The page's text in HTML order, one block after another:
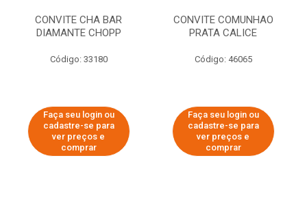
CONVITE CHA BAR
DIAMANTE CHOPP
Código: 33180
Faça seu login ou
cadastre-se para
ver preços e
comprar
CONVITE COMUNHAO
PRATA CALICE
Código: 46065
Faça seu login ou
cadastre-se para
ver preços e
comprar